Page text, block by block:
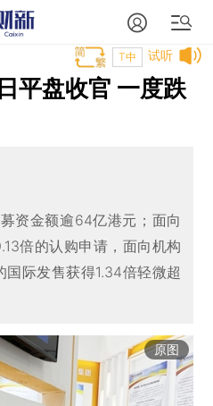
试听
T中
平盘收官 一度跌
资金额逾64亿港元；面向
倍的认购申请，面向机构
际发售获得1.34倍轻微超
原图